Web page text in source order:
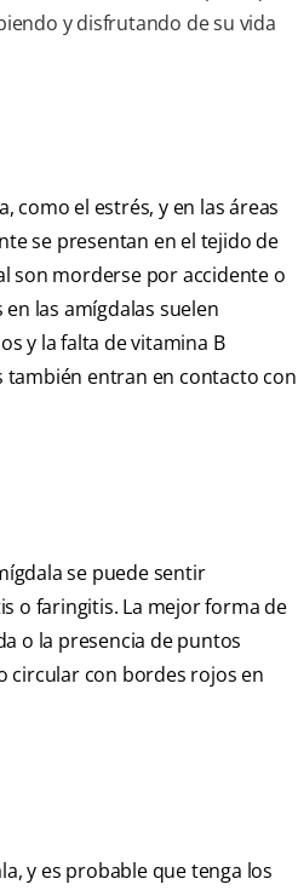
y disfrutando de su vida
como el estrés, y en las áreas
se presentan en el tejido de
son morderse por accidente o
las amígdalas suelen
y la falta de vitamina B
también entran en contacto con
se puede sentir
o faringitis. La mejor forma de
o la presencia de puntos
circular con bordes rojos en
y es probable que tenga los